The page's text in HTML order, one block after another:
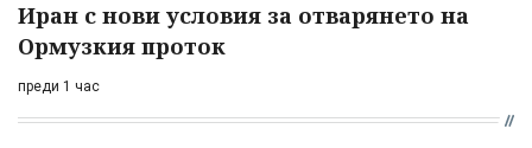
Иран с нови условия за отварянето на
Ормузкия проток
преди 1 час